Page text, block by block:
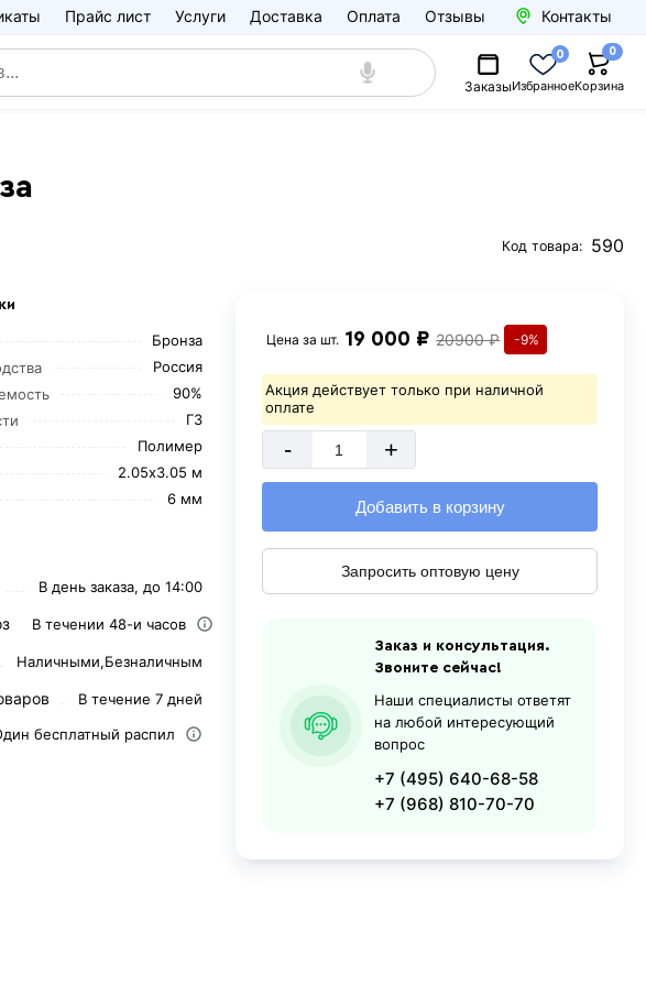
Прайс лист Услуги Доставка Оплата Отзывы Контакты
ЗаказыИзбранное
0
Корзина
0
Код товара: 590
Бронза
Россия
90%
Г3
Полимер
2.05х3.05 м
6 мм
В день заказа, до 14:00
В течении 48-и часов
Наличными,Безналичным
В течение 7 дней
бесплатный распил
Цена за шт. 19 000 ₽ 20900 ₽ -9%
Акция действует только при наличной
оплате
- +
Добавить в корзину
Запросить оптовую цену
Заказ и консультация.
Звоните сейчас!
Наши специалисты ответят
на любой интересующий
вопрос
+7 (495) 640-68-58
+7 (968) 810-70-70